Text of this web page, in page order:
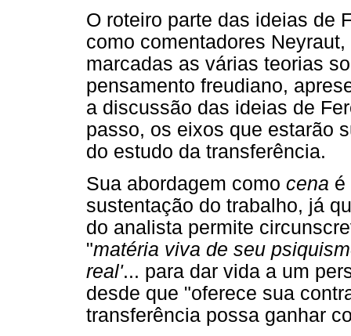
O roteiro parte das ideias de
como comentadores
marcadas as várias teorias
pensamento freudiano,
a discussão das ideias de
passo, os eixos que estarão
do estudo da transferência.
Sua abordagem como cena é
sustentação do trabalho, já
do analista permite
"matéria viva de seu
real'... para dar vida a um
desde que "oferece sua
transferência possa ganhar